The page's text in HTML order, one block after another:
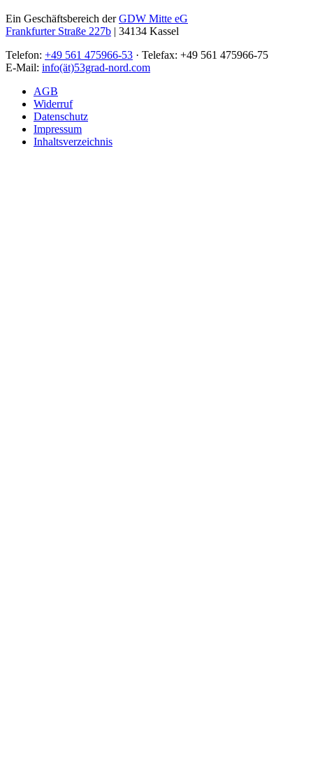
Ein Geschäftsbereich derGDW Mitte eG
Frankfurter Straße 227b | 34134 Kassel
Telefon: +49 561 475966-53 · Telefax: +49 561 475966-75
E-Mail: info(ät)53grad-nord.com
AGB
Widerruf
Datenschutz
Impressum
Inhaltsverzeichnis